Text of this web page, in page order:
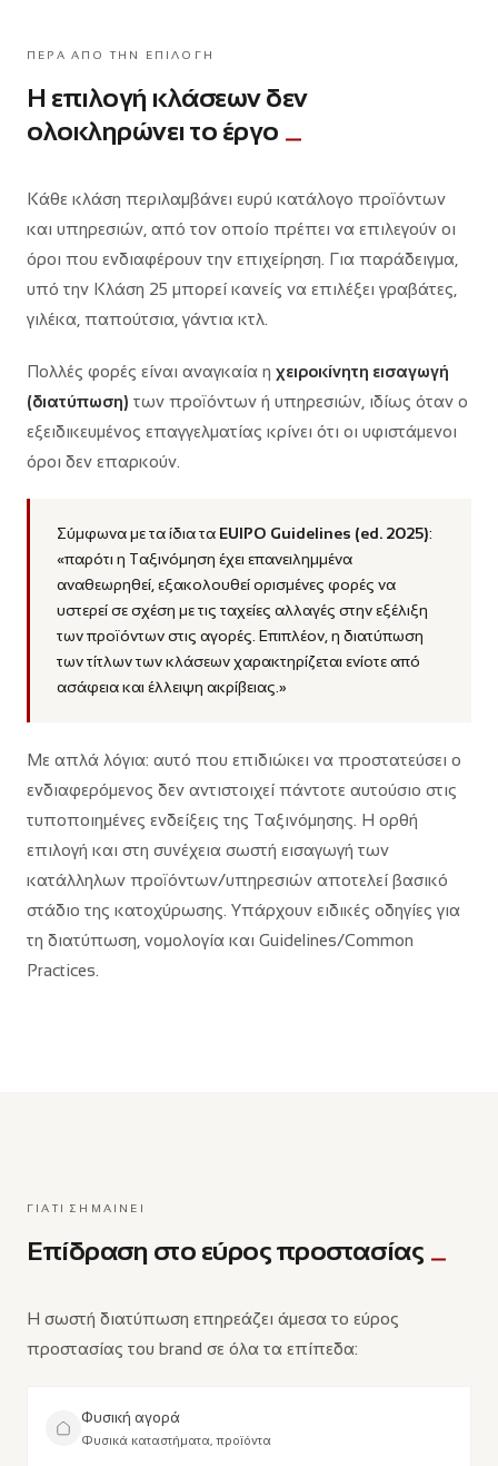
ΠΈΡΑ ΑΠΌ ΤΗΝ ΕΠΙΛΟΓΉ
Η επιλογή κλάσεων δεν
ολοκληρώνει το έργο
Κάθε κλάση περιλαμβάνει ευρύ κατάλογο προϊόντων
και υπηρεσιών, από τον οποίο πρέπει να επιλεγούν οι
όροι που ενδιαφέρουν την επιχείρηση. Για παράδειγμα,
υπό την Κλάση 25 μπορεί κανείς να επιλέξει γραβάτες,
γιλέκα, παπούτσια, γάντια κτλ.
Πολλές φορές είναι αναγκαία η χειροκίνητη εισαγωγή
(διατύπωση) των προϊόντων ή υπηρεσιών, ιδίως όταν ο
εξειδικευμένος επαγγελματίας κρίνει ότι οι υφιστάμενοι
όροι δεν επαρκούν.
Σύμφωνα με τα ίδια τα EUIPO Guidelines (ed. 2025):
«παρότι η Ταξινόμηση έχει επανειλημμένα
αναθεωρηθεί, εξακολουθεί ορισμένες φορές να
υστερεί σε σχέση με τις ταχείες αλλαγές στην εξέλιξη
των προϊόντων στις αγορές. Επιπλέον, η διατύπωση
των τίτλων των κλάσεων χαρακτηρίζεται ενίοτε από
ασάφεια και έλλειψη ακρίβειας.»
Με απλά λόγια: αυτό που επιδιώκει να προστατεύσει ο
ενδιαφερόμενος δεν αντιστοιχεί πάντοτε αυτούσιο στις
τυποποιημένες ενδείξεις της Ταξινόμησης. Η ορθή
επιλογή και στη συνέχεια σωστή εισαγωγή των
κατάλληλων προϊόντων/υπηρεσιών αποτελεί βασικό
στάδιο της κατοχύρωσης. Υπάρχουν ειδικές οδηγίες για
τη διατύπωση, νομολογία και Guidelines/Common
Practices.
ΓΙΑΤΊ ΣΗΜΑΊΝΕΙ
Επίδραση στο εύρος προστασίας
Η σωστή διατύπωση επηρεάζει άμεσα το εύρος
προστασίας του brand σε όλα τα επίπεδα:
Φυσική αγορά
Φυσικά καταστήματα, προϊόντα